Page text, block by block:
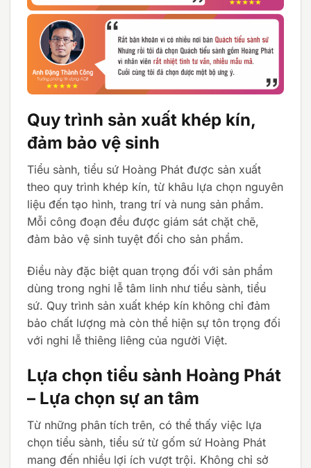
Quy trình sản xuất khép kín,
đảm bảo vệ sinh
Tiểu sành, tiểu sứ Hoàng Phát được sản xuất
theo quy trình khép kín, từ khâu lựa chọn nguyên
liệu đến tạo hình, trang trí và nung sản phẩm.
Mỗi công đoạn đều được giám sát chặt chẽ,
đảm bảo vệ sinh tuyệt đối cho sản phẩm.
Điều này đặc biệt quan trọng đối với sản phẩm
dùng trong nghi lễ tâm linh như tiểu sành, tiểu
sứ. Quy trình sản xuất khép kín không chỉ đảm
bảo chất lượng mà còn thể hiện sự tôn trọng đối
với nghi lễ thiêng liêng của người Việt.
Lựa chọn tiểu sành Hoàng Phát
– Lựa chọn sự an tâm
Từ những phân tích trên, có thể thấy việc lựa
chọn tiểu sành, tiểu sứ từ gốm sứ Hoàng Phát
mang đến nhiều lợi ích vượt trội. Không chỉ sở